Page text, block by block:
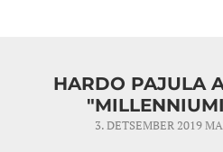
HARDO PAJULA
3. DETSEMBER 2019